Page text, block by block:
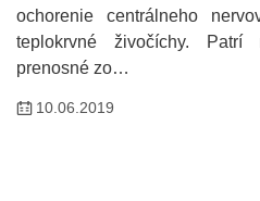
ochorenie centrálneho
teplokrvné živočíchy. Patrí
prenosné zo…
10.06.2019